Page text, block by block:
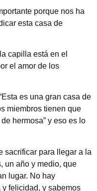
porque nos ha
esta casa de
capilla está en el
el amor de los
es una gran casa de
miembros tienen que
hermosa” y eso es lo
sacrificar para llegar a la
un año y medio, que
lugar. No hay
felicidad, y sabemos